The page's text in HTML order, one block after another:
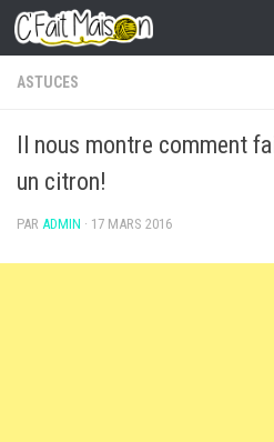
Skip to content
ASTUCES
Il nous montre comment
un citron!
PAR ADMIN · 17 MARS 2016